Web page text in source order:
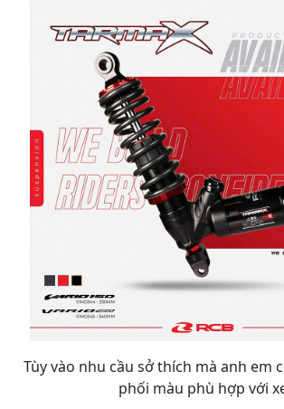
Tùy vào nhu cầu sở thích mà anh em
phối màu phù hợp với